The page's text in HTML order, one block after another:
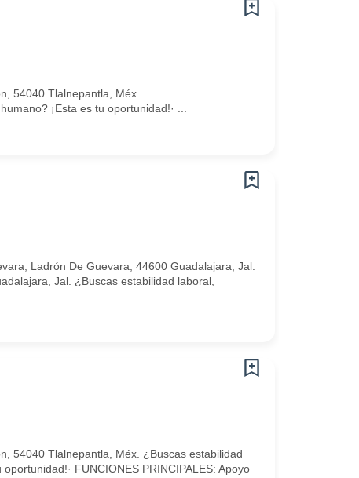
54040 Tlalnepantla, Méx.
¡Esta es tu oportunidad!· ...
Ladrón De Guevara, 44600 Guadalajara, Jal.
Jal. ¿Buscas estabilidad laboral,
54040 Tlalnepantla, Méx. ¿Buscas estabilidad
FUNCIONES PRINCIPALES: Apoyo